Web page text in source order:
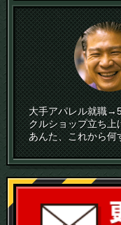
大手アパレル就職
クルショップ立ち
あんた、これから何